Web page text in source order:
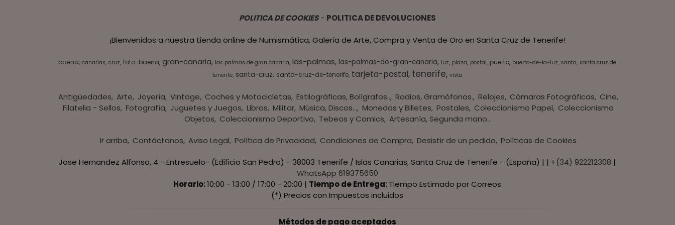
POLITICA DE COOKIES- POLITICA DE DEVOLUCIONES
¡Bienvenidos a nuestra tienda online de Numismática, Galería de Arte, Compra y Venta de Oro en Santa Cruz de Tenerife!
baena canarias cruz foto-baena gran-canaria las palmas de gran canaria las-palmas las-palmas-de-gran-canaria luz plaza postal puerto puerto-de-la-luz santa santa cruz de
tenerife santa-cruz santa-cruz-de-tenerife tarjeta-postal tenerife vista
Antigüedades Arte Joyería Vintage Coches y Motocicletas Estilográficas, Bolígrafos.. Radios, Gramófonos. Relojes Cámaras Fotográficas Cine
Filatelia - Sellos Fotografía Juguetes y Juegos Libros Militar Música, Discos... Monedas y Billetes Postales Coleccionismo Papel Coleccionismo
Objetos Coleccionismo Deportivo Tebeos y Comics Artesanía, Segunda mano..
Ir arriba Contáctanos Aviso Legal Política de Privacidad Condiciones de Compra Desistir de un pedido Políticas de Cookies
Jose Hernandez Alfonso, 4 - Entresuelo- (Edificio San Pedro) - 38003 Tenerife / Islas Canarias, Santa Cruz de Tenerife - (España) | | +(34) 922212308 |
WhatsApp 619375650
Horario:10:00 - 13:00 / 17:00 - 20:00 | Tiempo de Entrega:Tiempo Estimado por Correos
(*) Precios con Impuestos incluidos
Métodos de pago aceptados